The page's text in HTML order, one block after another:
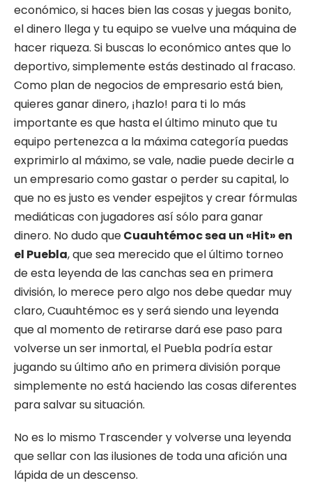
económico, si haces bien las cosas y juegas bonito,
el dinero llega y tu equipo se vuelve una máquina de
hacer riqueza. Si buscas lo económico antes que lo
deportivo, simplemente estás destinado al fracaso.
Como plan de negocios de empresario está bien,
quieres ganar dinero, ¡hazlo! para ti lo más
importante es que hasta el último minuto que tu
equipo pertenezca a la máxima categoría puedas
exprimirlo al máximo, se vale, nadie puede decirle a
un empresario como gastar o perder su capital, lo
que no es justo es vender espejitos y crear fórmulas
mediáticas con jugadores así sólo para ganar
dinero. No dudo queCuauhtémoc sea un «Hit» en
el Puebla, que sea merecido que el último torneo
de esta leyenda de las canchas sea en primera
división, lo merece pero algo nos debe quedar muy
claro, Cuauhtémoc es y será siendo una leyenda
que al momento de retirarse dará ese paso para
volverse un ser inmortal, el Puebla podría estar
jugando su último año en primera división porque
simplemente no está haciendo las cosas diferentes
para salvar su situación.
No es lo mismo Trascender y volverse una leyenda
que sellar con las ilusiones de toda una afición una
lápida de un descenso.